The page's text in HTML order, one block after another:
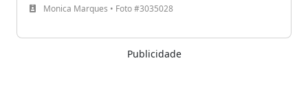
Monica Marques • Foto #3035028
Publicidade